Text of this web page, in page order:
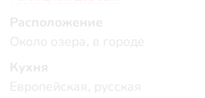
Расположение
Около озера, в городе
Кухня
Европейская, русская